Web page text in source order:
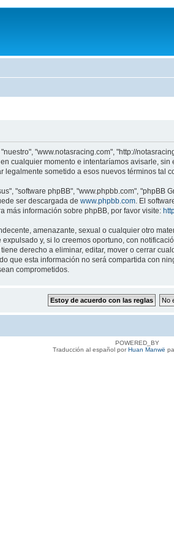
"www.notasracing.com", "http://
cualquier momento e intentaríamos avisarle,
legalmente sometido a esos nuevos términos tal
"software phpBB", "www.phpbb.com",
ser descargada de www.phpbb.com. El
más información sobre phpBB, por favor visite:
amenazante, sexual o cualquier otro
y, si lo creemos oportuno, con
derecho a eliminar, editar, mover o cerrar
que esta información no será compartida con
comprometidos.
POWERED_BY
Traducción al español porHuan Manwë